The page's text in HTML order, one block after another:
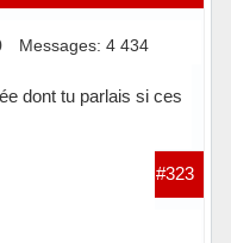
Messages: 4 434
dont tu parlais si ces
#323